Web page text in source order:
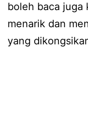
boleh baca juga
menarik dan
yang